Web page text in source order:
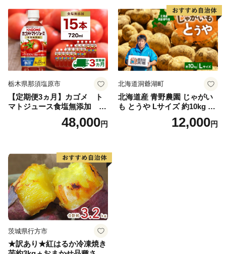
栃木県那須塩原市
【定期便3ヵ月】カゴメ ト
マトジュース食塩無添加 72
0ml PET×15本 1ケース 毎月
届く 3ヵ月 3回コース ns001-
48,000円
北海道洞爺湖町
北海道産 青野農園 じゃがい
も とうや Lサイズ 約10kg 20
26年10月初旬～12月下旬頃お
届け 先行予約 北海道 ジャガ
12,000円
茨城県行方市
★訳あり★紅はるか冷凍焼き